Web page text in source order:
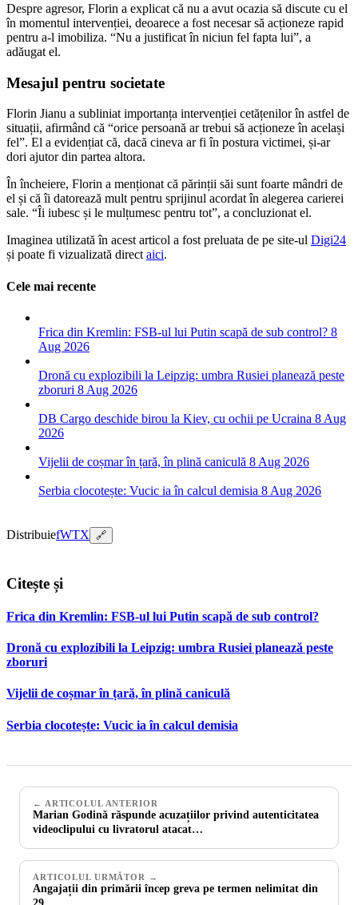
Despre agresor, Florin a explicat că nu a avut ocazia să discute cu el
în momentul intervenției, deoarece a fost necesar să acționeze rapid
pentru a-l imobiliza. “Nu a justificat în niciun fel fapta lui”, a
adăugat el.
Mesajul pentru societate
Florin Jianu a subliniat importanța intervenției cetățenilor în astfel de
situații, afirmând că “orice persoană ar trebui să acționeze în același
fel”. El a evidențiat că, dacă cineva ar fi în postura victimei, și-ar
dori ajutor din partea altora.
În încheiere, Florin a menționat că părinții săi sunt foarte mândri de
el și că îi datorează mult pentru sprijinul acordat în alegerea carierei
sale. “Îi iubesc și le mulțumesc pentru tot”, a concluzionat el.
Imaginea utilizată în acest articol a fost preluata de pe site-ul Digi24
și poate fi vizualizată direct aici.
Cele mai recente
Frica din Kremlin: FSB-ul lui Putin scapă de sub control? 8
Aug 2026
Dronă cu explozibili la Leipzig: umbra Rusiei planează peste
zboruri 8 Aug 2026
DB Cargo deschide birou la Kiev, cu ochii pe Ucraina 8 Aug
2026
Vijelii de coșmar în țară, în plină caniculă 8 Aug 2026
Serbia clocotește: Vucic ia în calcul demisia 8 Aug 2026
DistribuiefWTX 🔗
Citește și
Frica din Kremlin: FSB-ul lui Putin scapă de sub control?
Dronă cu explozibili la Leipzig: umbra Rusiei planează peste
zboruri
Vijelii de coșmar în țară, în plină caniculă
Serbia clocotește: Vucic ia în calcul demisia
← ARTICOLUL ANTERIOR
Marian Godină răspunde acuzațiilor privind autenticitatea
videoclipului cu livratorul atacat…
ARTICOLUL URMĂTOR →
Angajații din primării încep greva pe termen nelimitat din